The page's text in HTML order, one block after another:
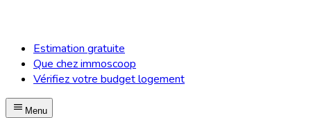
Estimation gratuite
Que chez immoscoop
Vérifiez votre budget logement
Menu